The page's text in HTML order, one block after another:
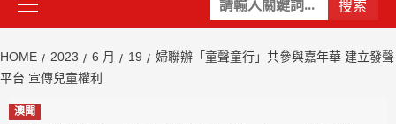
鍵
Menu
HOME 2023 6 月 19
婦聯辦「童聲童行」共參與嘉年華 建立發聲
平台 宣傳兒童權利
澳聞